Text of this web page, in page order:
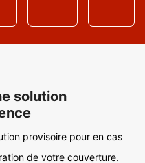
solution
provisoire pour en cas
de votre couverture.